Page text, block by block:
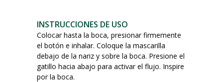
INSTRUCCIONES DE USO
Colocar hasta la boca, presionar firmemente
el botón e inhalar. Coloque la mascarilla
debajo de la nariz y sobre la boca. Presione el
gatillo hacia abajo para activar el flujo. Inspire
por la boca.